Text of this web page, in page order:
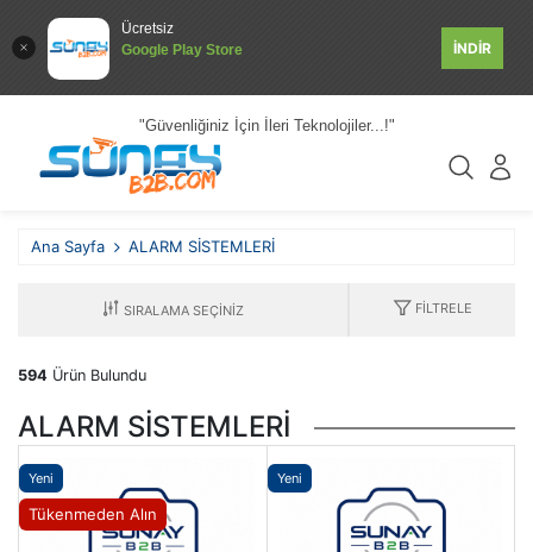
Ücretsiz
Google Play Store
İNDİR
"Güvenliğiniz İçin İleri Teknolojiler...!"
Ana Sayfa ALARM SİSTEMLERİ
FILTRELE
594 Ürün Bulundu
ALARM SİSTEMLERİ
Yeni
Tükenmeden Alın
Yeni